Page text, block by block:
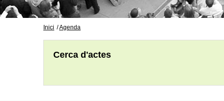
Inici Agenda
Cerca d'actes